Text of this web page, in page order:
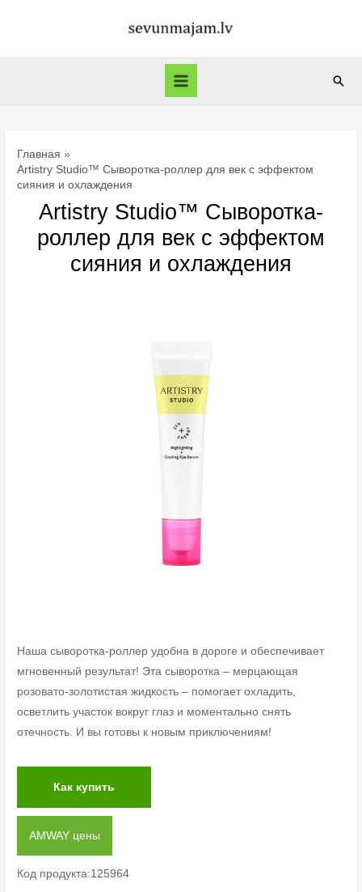
Main
Главная
Artistry Studio™ Сыворотка-роллер для век с эффектом
сияния и охлаждения
Artistry Studio™ Сыворотка-
роллер для век с эффектом
сияния и охлаждения
Наша сыворотка-роллер удобна в дороге и обеспечивает
мгновенный результат! Эта сыворотка – мерцающая
розовато-золотистая жидкость – помогает охладить,
осветлить участок вокруг глаз и моментально снять
отечность. И вы готовы к новым приключениям!
Как купить
AMWAY цены
Код продукта:125964